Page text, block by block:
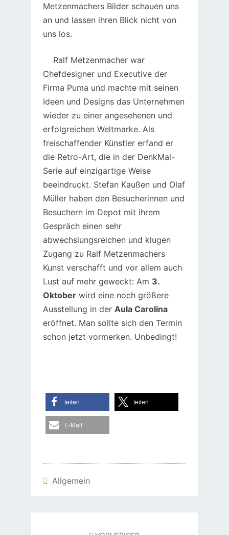
Metzenmachers Bilder schauen uns
an und lassen ihren Blick nicht von
uns los.
Ralf Metzenmacher war
Chefdesigner und Executive der
Firma Puma und machte mit seinen
Ideen und Designs das Unternehmen
wieder zu einer angesehenen und
erfolgreichen Weltmarke. Als
freischaffender Künstler erfand er
die Retro-Art, die in der DenkMal-
Serie auf einzigartige Weise
beeindruckt. Stefan Kaußen und Olaf
Müller haben den Besucherinnen und
Besuchern im Depot mit ihrem
Gespräch einen sehr
abwechslungsreichen und klugen
Zugang zu Ralf Metzenmachers
Kunst verschafft und vor allem auch
Lust auf mehr geweckt: Am 3.
Oktoberwird eine noch größere
Ausstellung in der Aula Carolina
eröffnet. Man sollte sich den Termin
schon jetzt vormerken. Unbedingt!
teilen teilen
E-Mail
Allgemein